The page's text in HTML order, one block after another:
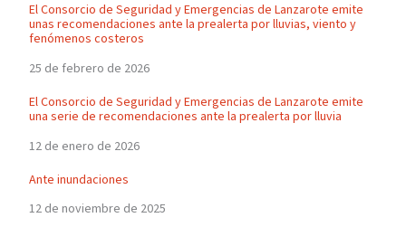
El Consorcio de Seguridad y Emergencias de Lanzarote emite
unas recomendaciones ante la prealerta por lluvias, viento y
fenómenos costeros
25 de febrero de 2026
El Consorcio de Seguridad y Emergencias de Lanzarote emite
una serie de recomendaciones ante la prealerta por lluvia
12 de enero de 2026
Ante inundaciones
12 de noviembre de 2025